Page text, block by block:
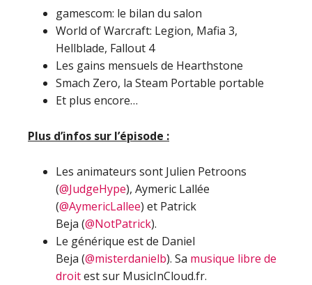
gamescom: le bilan du salon
World of Warcraft: Legion, Mafia 3,
Hellblade, Fallout 4
Les gains mensuels de Hearthstone
Smach Zero, la Steam Portable portable
Et plus encore…
Plus d’infos sur l’épisode :
Les animateurs sont Julien Petroons
(@JudgeHype), Aymeric Lallée
(@AymericLallee) et Patrick
Beja (@NotPatrick).
Le générique est de Daniel
Beja (@misterdanielb). Sa musique libre de
droitest sur MusicInCloud.fr.